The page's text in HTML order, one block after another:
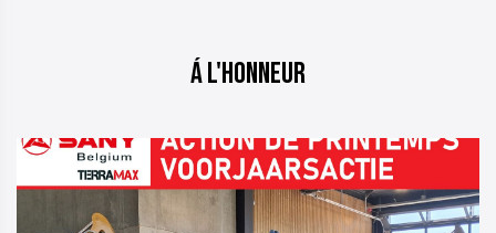
Á l'honneur